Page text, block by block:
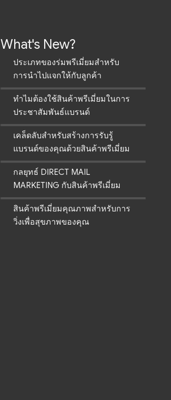
What's New?
ประเภทของร่มพรีเมี่ยมสำหรับ
การนำไปแจกให้กับลูกค้า
ทำไมต้องใช้สินค้าพรีเมี่ยมในการ
ประชาสัมพันธ์แบรนด์
เคล็ดลับสำหรับสร้างการรับรู้
แบรนด์ของคุณด้วยสินค้าพรีเมี่ยม
กลยุทธ์ DIRECT MAIL
MARKETING กับสินค้าพรีเมี่ยม
สินค้าพรีเมี่ยมคุณภาพสำหรับการ
วิ่งเพื่อสุขภาพของคุณ